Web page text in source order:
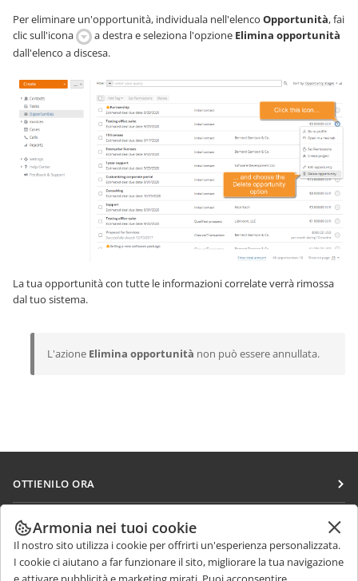
Per eliminare un'opportunità, individuala nell'elenco Opportunità, fai
clic sull'icona
a destra e seleziona l'opzione Elimina opportunità
dall'elenco a discesa.
La tua opportunità con tutte le informazioni correlate verrà rimossa
dal tuo sistema.
L'azione Elimina opportunità non può essere annullata.
OTTIENILO ORA
Docs
DocSpace
Workspace
COLLABORA
Per i contributori
Per i traduttori
RICEVI NOTIZIE
Armonia nei tuoi cookie
Il nostro sito utilizza i cookie per offrirti un'esperienza personalizzata.
I cookie ci aiutano a far funzionare il sito, migliorare la tua navigazione